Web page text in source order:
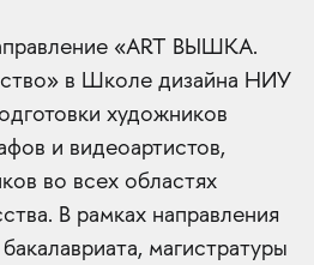
«ART ВЫШКА.
в Школе дизайна НИУ
художников
и видеоартистов,
во всех областях
В рамках направления
магистратуры